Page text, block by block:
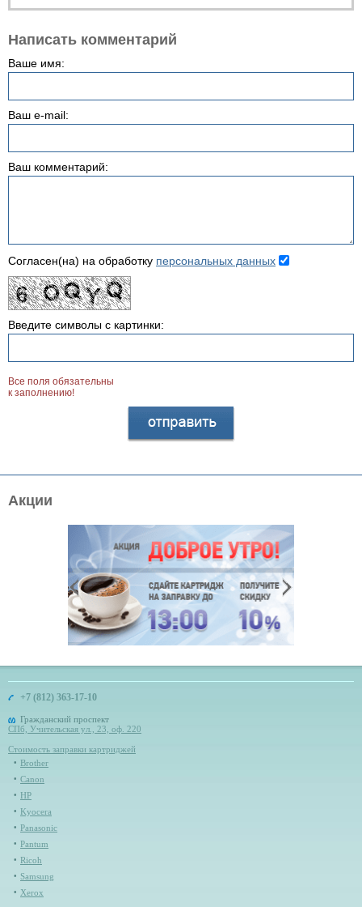
Акции
Написать комментарий
Ваше имя:
Ваш e-mail:
Ваш комментарий:
Согласен(на) на обработку персональных данных
Введите символы с картинки:
Все поля обязательны
к заполнению!
+7 (812) 363-17-10
Гражданский проспект
СПб, Учительская ул., 23, оф. 220
Стоимость заправки картриджей
Brother
Canon
HP
Kyocera
Panasonic
Pantum
Ricoh
Samsung
Xerox